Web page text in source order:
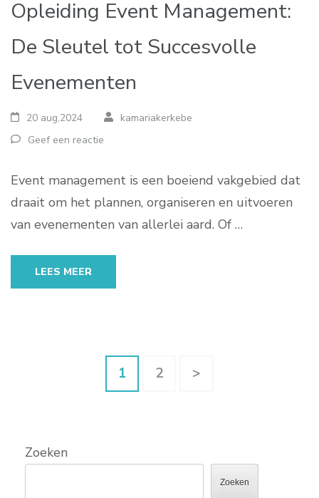
Opleiding Event Management:
De Sleutel tot Succesvolle
Evenementen
20 aug,2024
kamariakerkebe
Geef een reactie
Event management is een boeiend vakgebied dat
draait om het plannen, organiseren en uitvoeren
van evenementen van allerlei aard. Of …
LEES MEER
Pagina
1 Pagina
2 >
Zoeken
Zoeken